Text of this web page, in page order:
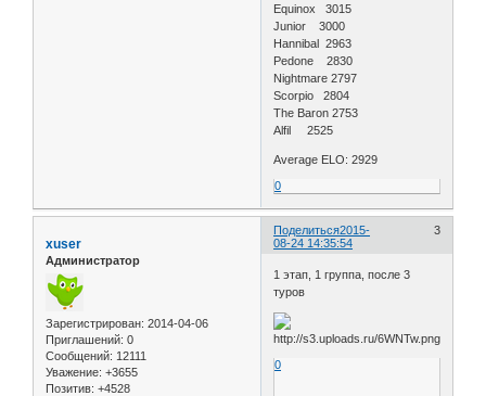
Equinox 3015
Junior 3000
Hannibal 2963
Pedone 2830
Nightmare 2797
Scorpio 2804
The Baron 2753
Alfil 2525
Average ELO: 2929
0
Поделиться 3
2015-
08-24 14:35:54
xuser
Администратор
Зарегистрирован: 2014-04-06
Приглашений: 0
Сообщений: 12111
Уважение: +3655
Позитив: +4528
1 этап, 1 группа, после 3
туров
0